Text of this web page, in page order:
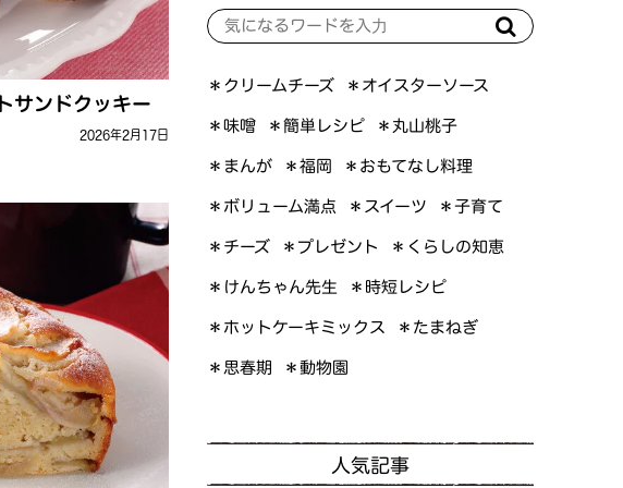
サンドクッキー
2026年2月17日
＊クリームチーズ ＊オイスターソース
＊味噌 ＊簡単レシピ ＊丸山桃子
＊まんが ＊福岡 ＊おもてなし料理
＊ボリューム満点 ＊スイーツ ＊子育て
＊チーズ ＊プレゼント ＊くらしの知恵
＊けんちゃん先生 ＊時短レシピ
＊ホットケーキミックス ＊たまねぎ
＊思春期 ＊動物園
人気記事